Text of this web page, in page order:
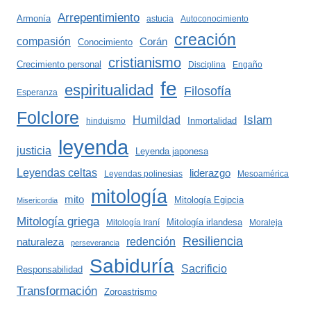
Armonía Arrepentimiento astucia Autoconocimiento
compasión Conocimiento Corán creación
Crecimiento personal cristianismo Disciplina Engaño
Esperanza espiritualidad fe Filosofía
Folclore hinduismo Humildad Inmortalidad Islam
justicia leyenda Leyenda japonesa
Leyendas celtas Leyendas polinesias liderazgo Mesoamérica
Misericordia mito mitología Mitología Egipcia
Mitología griega Mitología Iraní Mitología irlandesa Moraleja
naturaleza perseverancia redención Resiliencia
Responsabilidad Sabiduría Sacrificio
Transformación Zoroastrismo